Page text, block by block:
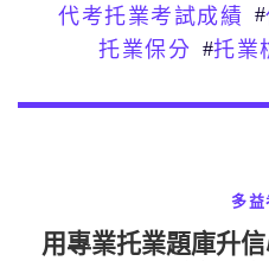
代考托業考試成績 #
托業保分 #托業
多益
用專業托業題庫升